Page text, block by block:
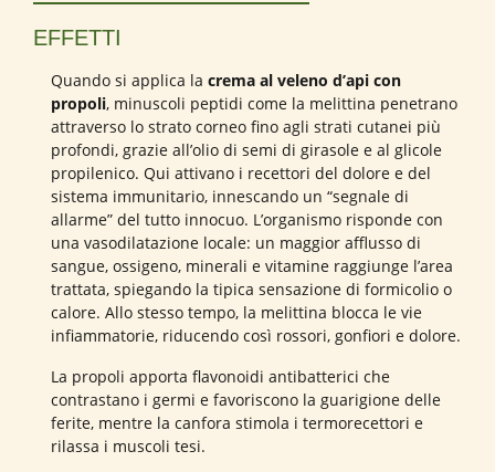
EFFETTI
Quando si applica la crema al veleno d’api con
propoli, minuscoli peptidi come la melittina penetrano
attraverso lo strato corneo fino agli strati cutanei più
profondi, grazie all’olio di semi di girasole e al glicole
propilenico. Qui attivano i recettori del dolore e del
sistema immunitario, innescando un “segnale di
allarme” del tutto innocuo. L’organismo risponde con
una vasodilatazione locale: un maggior afflusso di
sangue, ossigeno, minerali e vitamine raggiunge l’area
trattata, spiegando la tipica sensazione di formicolio o
calore. Allo stesso tempo, la melittina blocca le vie
infiammatorie, riducendo così rossori, gonfiori e dolore.
La propoli apporta flavonoidi antibatterici che
contrastano i germi e favoriscono la guarigione delle
ferite, mentre la canfora stimola i termorecettori e
rilassa i muscoli tesi.